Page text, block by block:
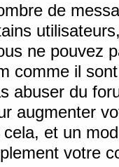
de
ne pouvez
comme il
abuser du
augmenter
et un
votre